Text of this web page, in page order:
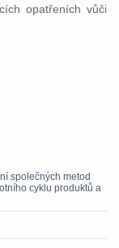
opatřeních vůči
společných metod
cyklu produktů a